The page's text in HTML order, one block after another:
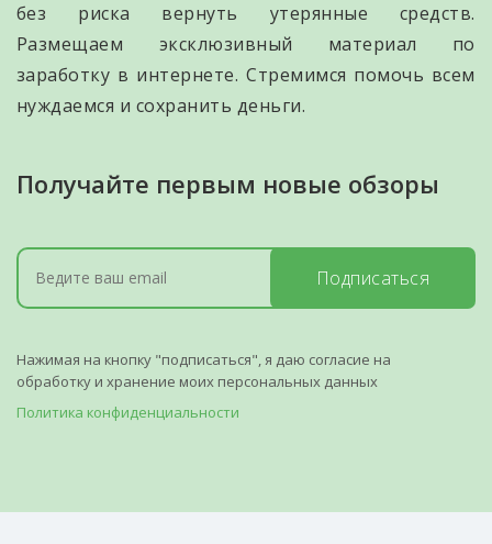
без риска вернуть утерянные средств.
Размещаем эксклюзивный материал по
заработку в интернете. Стремимся помочь всем
нуждаемся и сохранить деньги.
Получайте первым новые обзоры
Подписаться
Нажимая на кнопку "подписаться", я даю согласие на
обработку и хранение моих персональных данных
Политика конфиденциальности